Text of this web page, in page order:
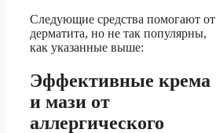
Следующие средства помогают от
дерматита, но не так популярны,
как указанные выше:
Эффективные крема
и мази от
аллергического